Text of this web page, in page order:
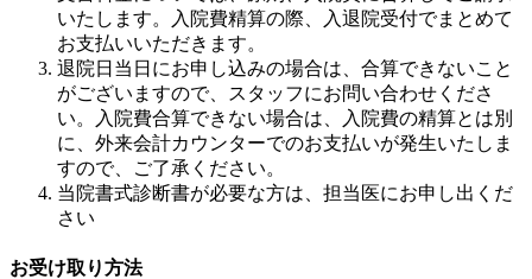
いたします。入院費精算の際、入退院受付でまとめて
お支払いいただきます。
退院日当日にお申し込みの場合は、合算できないこと
がございますので、スタッフにお問い合わせくださ
い。入院費合算できない場合は、入院費の精算とは別
に、外来会計カウンターでのお支払いが発生いたしま
すので、ご了承ください。
当院書式診断書が必要な方は、担当医にお申し出くだ
さい
お受け取り方法